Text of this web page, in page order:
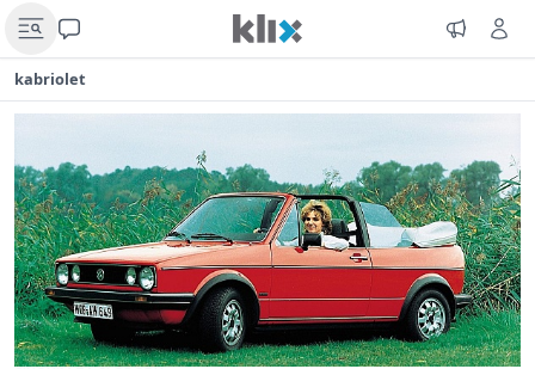
kabriolet